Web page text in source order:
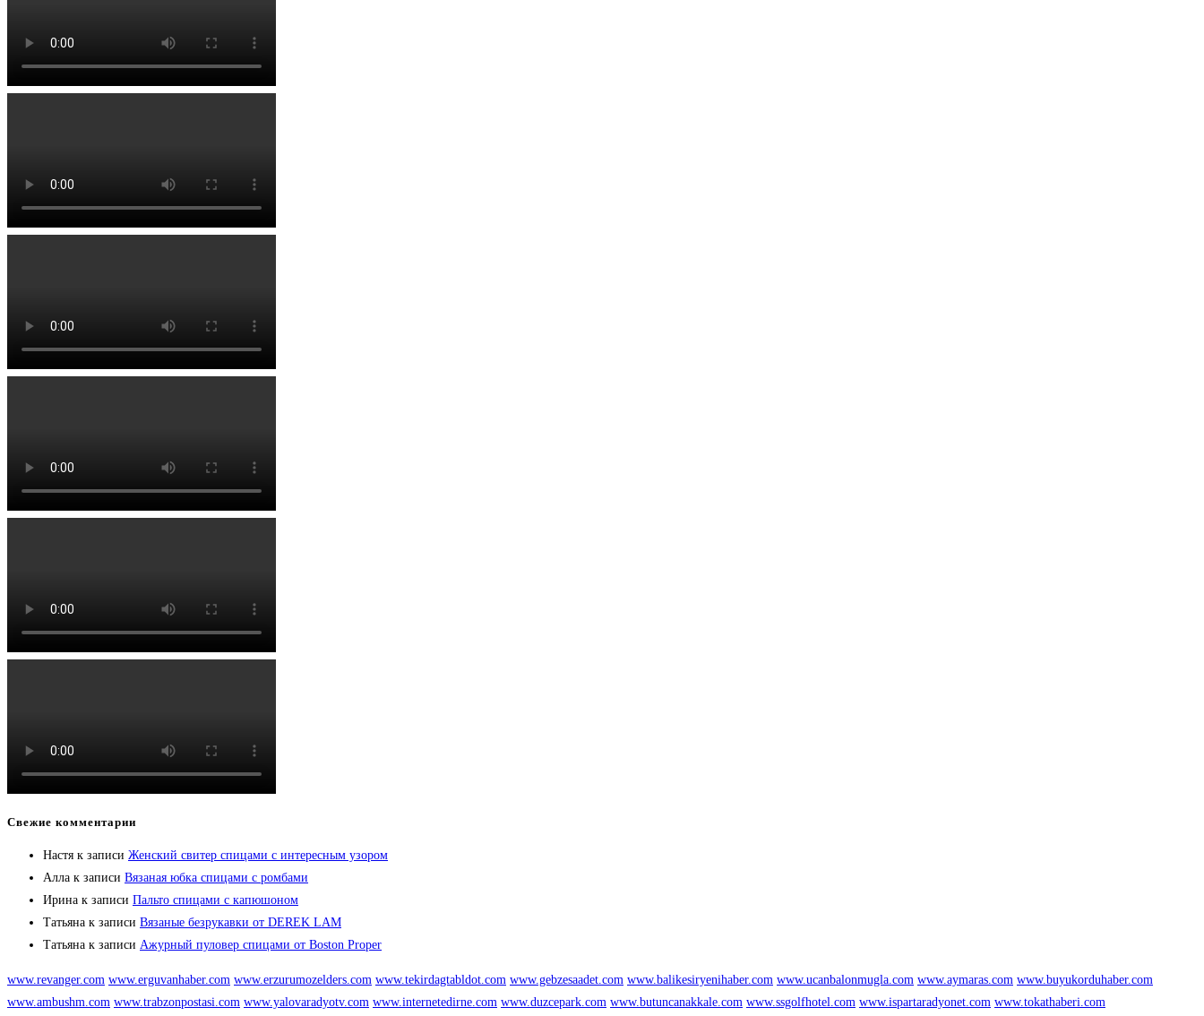
Свежие комментарии
Настя к записи Женский свитер спицами с интересным узором
Алла к записи Вязаная юбка спицами с ромбами
Ирина к записи Пальто спицами с капюшоном
Татьяна к записи Вязаные безрукавки от DEREK LAM
Татьяна к записи Ажурный пуловер спицами от Boston Proper
www.revanger.com www.erguvanhaber.com www.erzurumozelders.com www.tekirdagtabldot.com www.gebzesaadet.com www.balikesiryenihaber.com www.ucanbalonmugla.com www.aymaras.com www.buyukorduhaber.com
www.ambushm.com www.trabzonpostasi.com www.yalovaradyotv.com www.internetedirne.com www.duzcepark.com www.butuncanakkale.com www.ssgolfhotel.com www.ispartaradyonet.com www.tokathaberi.com